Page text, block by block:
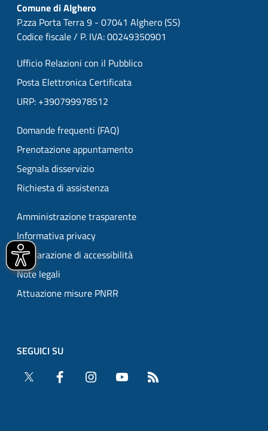
Comune di Alghero
P.zza Porta Terra 9 - 07041 Alghero (SS)
Codice fiscale / P. IVA: 00249350901
Ufficio Relazioni con il Pubblico
Posta Elettronica Certificata
URP: +390799978512
Domande frequenti (FAQ)
Prenotazione appuntamento
Segnala disservizio
Richiesta di assistenza
Amministrazione trasparente
Informativa privacy
Dichiarazione di accessibilità
Note legali
Attuazione misure PNRR
SEGUICI SU
Twitter
Facebook Instagram YouTube